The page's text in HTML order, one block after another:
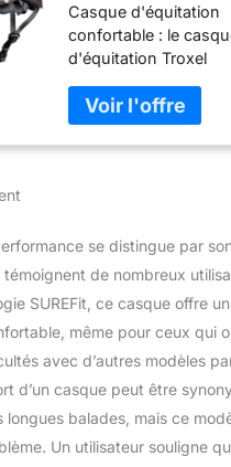
réglable,
équipement de
sécurité, Taille M
(7-7-1/4), Marron
Grizzly
Casque d'équitation
confortable : le
d'équitation Troxel
construction légère qui
offre du confort et une
visière solaire
d'équitation, partez
les sentiers avec style
ce casque équestre
élégant et moderne
conçu pour s'adapter
sans effort à une
casque de cheval
réglable est livré
se distingue par
témoignent de nombreux
SUREFit, ce casque offre
même pour ceux qui
avec d’autres modèles
d’un casque peut être
longues balades, mais ce
Un utilisateur souligne